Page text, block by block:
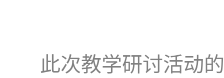
此次教学研讨活动